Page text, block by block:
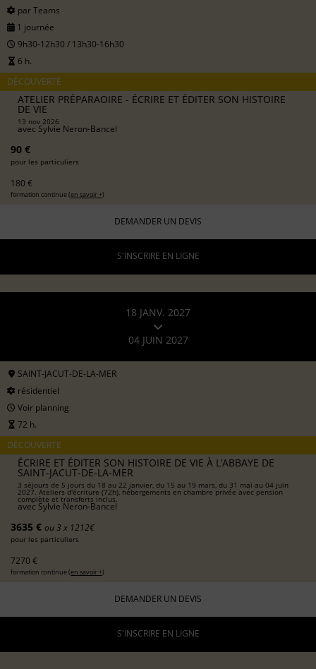
par Teams
1 journée
9h30-12h30 / 13h30-16h30
6 h.
DÉCOUVERTE
ATELIER PRÉPARAOIRE - ÉCRIRE ET ÉDITER SON HISTOIRE
DE VIE
13 nov 2026
avec Sylvie Neron-Bancel
90 €
pour les particuliers
180 €
formation continue (en savoir +)
DEMANDER UN DEVIS
S'INSCRIRE EN LIGNE
18 JANV. 2027
04 JUIN 2027
SAINT-JACUT-DE-LA-MER
résidentiel
Voir planning
72 h.
DÉCOUVERTE
ÉCRIRE ET ÉDITER SON HISTOIRE DE VIE À L’ABBAYE DE
SAINT-JACUT-DE-LA-MER
3 séjours de 5 jours du 18 au 22 janvier, du 15 au 19 mars, du 31 mai au 04 juin
2027. Ateliers d'écriture (72h), hébergements en chambre privée avec pension
complète et transferts inclus.
avec Sylvie Neron-Bancel
3635 € ou 3 x 1212€
pour les particuliers
7270 €
formation continue (en savoir +)
DEMANDER UN DEVIS
S'INSCRIRE EN LIGNE